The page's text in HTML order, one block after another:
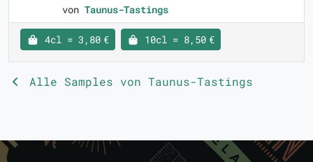
von Taunus-Tastings
4cl = 3,80 € 10cl = 8,50 €
Alle Samples von Taunus-Tastings